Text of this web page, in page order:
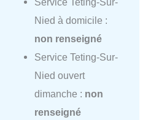
Nied à domicile :
non renseigné
Service Teting-Sur-
Nied ouvert
dimanche : non
renseigné